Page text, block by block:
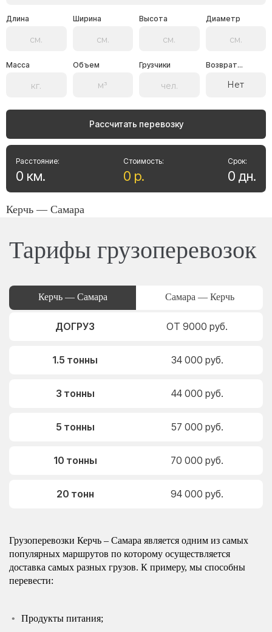
Длина Ширина Высота Диаметр
Масса Объем Грузчики Возврат...
Нет
Рассчитать перевозку
Стоимость:
0 р.
Расстояние:
0 км.
Срок:
0 дн.
Керчь — Самара
Тарифы грузоперевозок
Керчь — Самара Самара — Керчь
ДОГРУЗ ОТ 9000 руб.
1.5 тонны 34 000 руб.
3 тонны 44 000 руб.
5 тонны 57 000 руб.
10 тонны 70 000 руб.
20 тонн 94 000 руб.
Грузоперевозки Керчь – Самара является одним из самых
популярных маршрутов по которому осуществляется
доставка самых разных грузов. К примеру, мы способны
перевести:
Продукты питания;